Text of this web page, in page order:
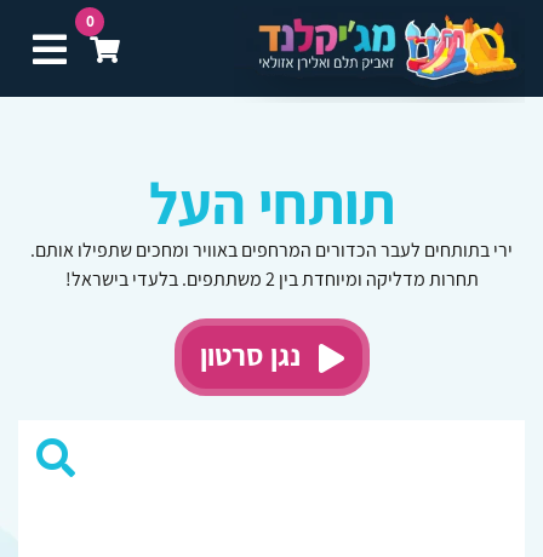
0
תותחי העל
ירי בתותחים לעבר הכדורים המרחפים באוויר ומחכים שתפילו אותם.
תחרות מדליקה ומיוחדת בין 2 משתתפים. בלעדי בישראל!
נגן סרטון